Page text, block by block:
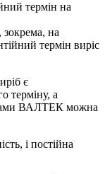
термін на
зокрема, на
термін виріс
є
терміну, а
ВАЛТЕК можна
і постійна